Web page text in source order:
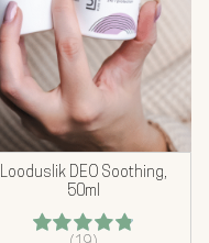
Looduslik DEO Soothing,
50ml